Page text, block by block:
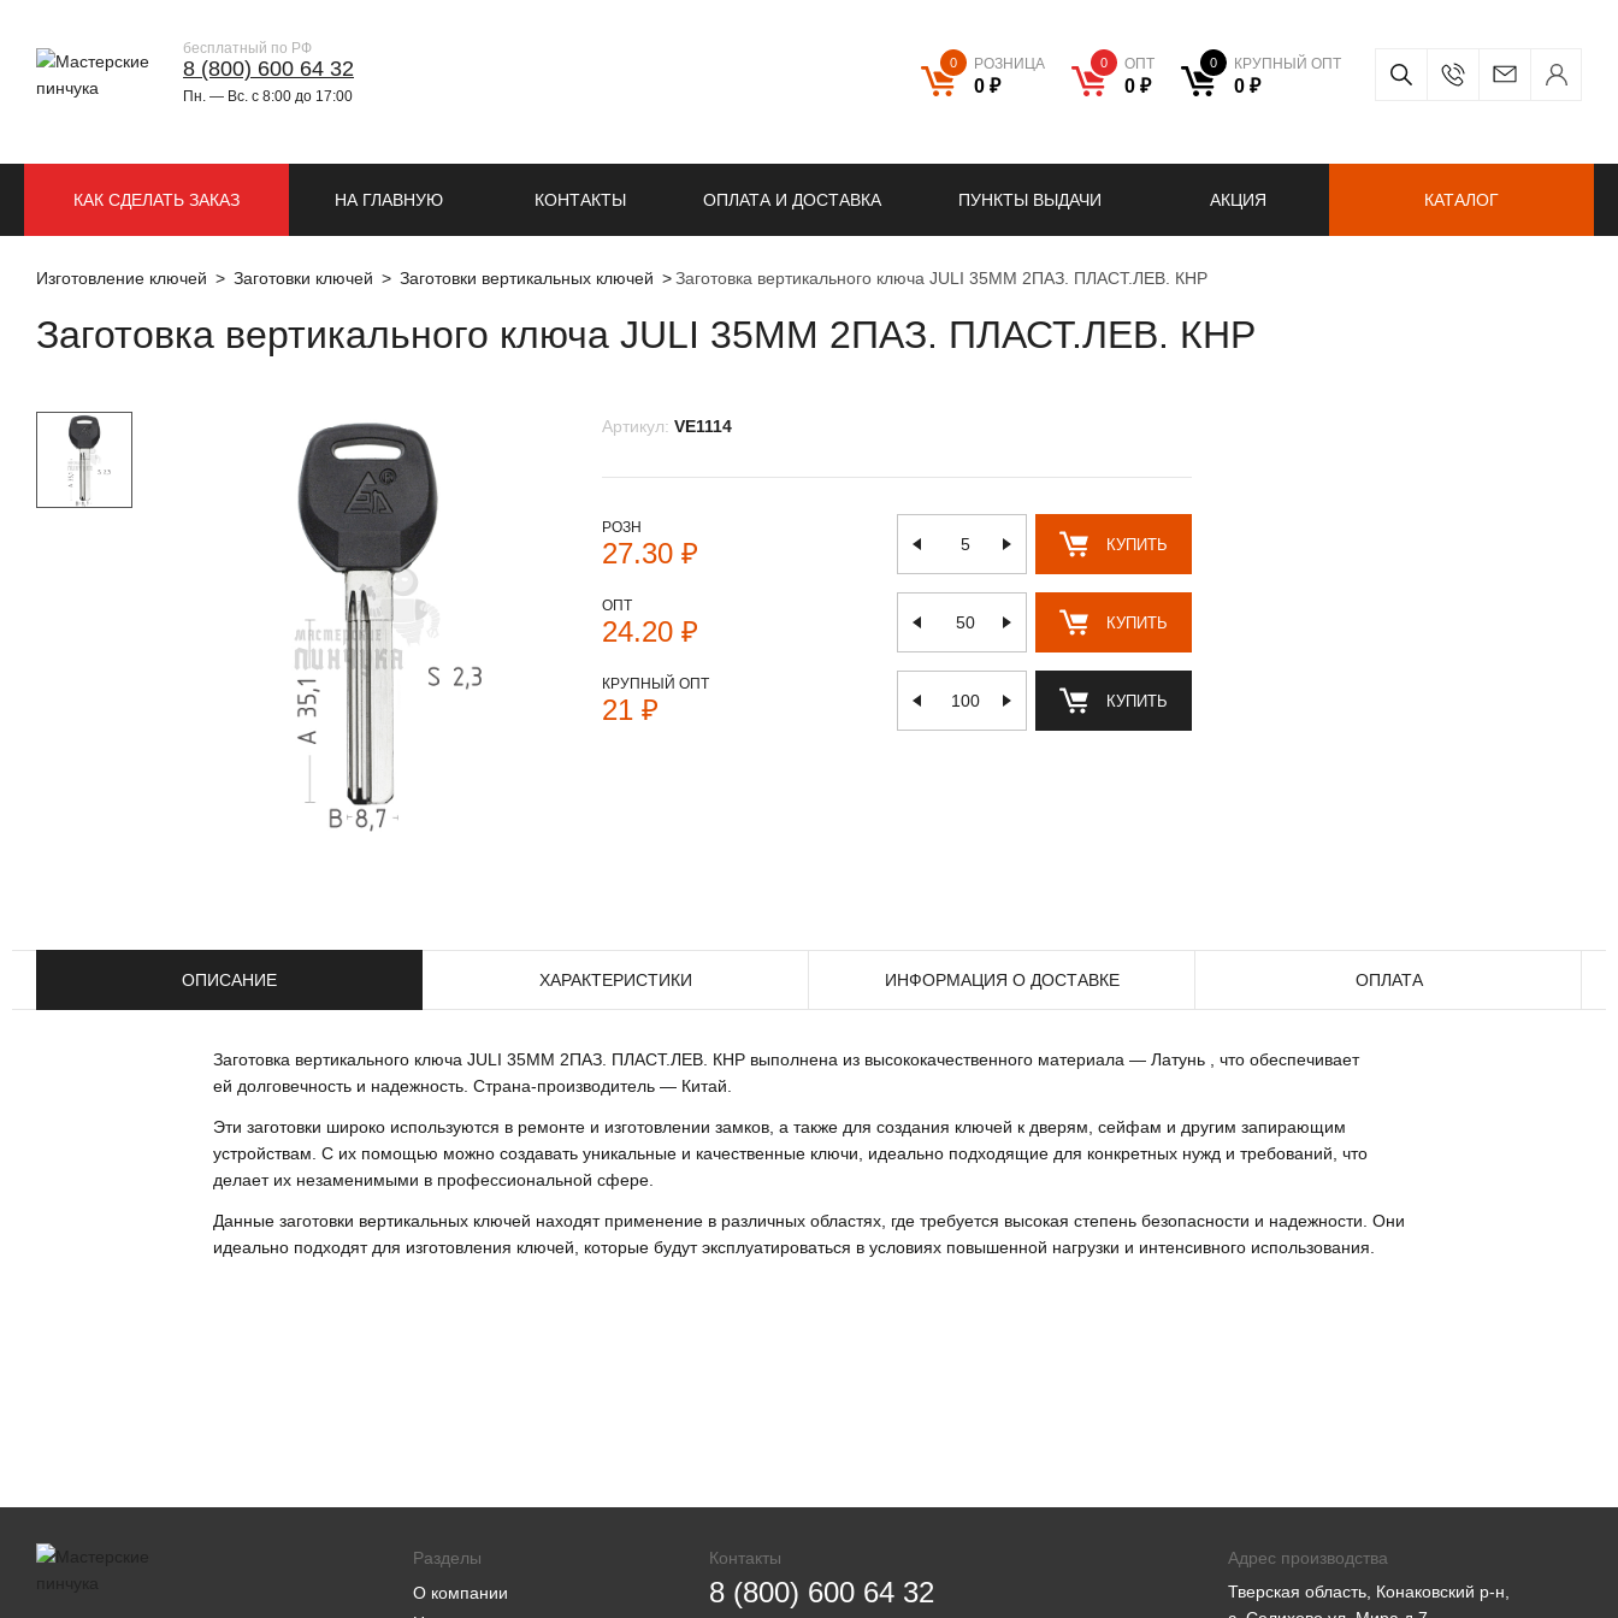
бесплатный по РФ
8 (800) 600 64 32
Пн. — Вс. с 8:00 до 17:00
0 РОЗНИЦА
0 ₽
0 ОПТ
0 ₽
0 КРУПНЫЙ ОПТ
0 ₽
НА ГЛАВНУЮ КОНТАКТЫ ОПЛАТА И ДОСТАВКА ПУНКТЫ ВЫДАЧИ АКЦИЯ
КАК СДЕЛАТЬ ЗАКАЗ КАТАЛОГ
Изготовление ключей Заготовки ключей Заготовки вертикальных ключей Заготовка вертикального ключа JULI 35MM 2ПАЗ. ПЛАСТ.ЛЕВ. КНР
Заготовка вертикального ключа JULI 35MM 2ПАЗ. ПЛАСТ.ЛЕВ. КНР
Артикул: VE1114
РОЗН
27.30 ₽ КУПИТЬ
ОПТ
24.20 ₽ КУПИТЬ
КРУПНЫЙ ОПТ
21 ₽ КУПИТЬ
ОПИСАНИЕ ХАРАКТЕРИСТИКИ ИНФОРМАЦИЯ О ДОСТАВКЕ ОПЛАТА
Заготовка вертикального ключа JULI 35MM 2ПАЗ. ПЛАСТ.ЛЕВ. КНР выполнена из высококачественного материала — Латунь , что обеспечивает
ей долговечность и надежность. Страна-производитель — Китай.
Эти заготовки широко используются в ремонте и изготовлении замков, а также для создания ключей к дверям, сейфам и другим запирающим
устройствам. С их помощью можно создавать уникальные и качественные ключи, идеально подходящие для конкретных нужд и требований, что
делает их незаменимыми в профессиональной сфере.
Данные заготовки вертикальных ключей находят применение в различных областях, где требуется высокая степень безопасности и надежности. Они
идеально подходят для изготовления ключей, которые будут эксплуатироваться в условиях повышенной нагрузки и интенсивного использования.
Разделы
О компании
Контакты
8 (800) 600 64 32
Адрес производства
Тверская область, Конаковский р-н,